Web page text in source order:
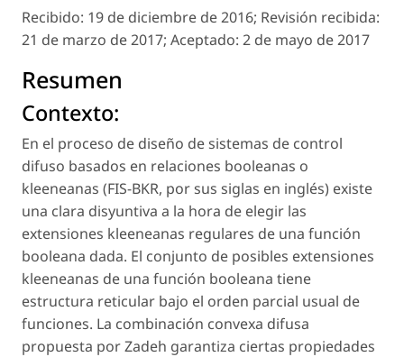
Recibido: 19 de diciembre de 2016; Revisión recibida:
21 de marzo de 2017; Aceptado: 2 de mayo de 2017
Resumen
Contexto:
En el proceso de diseño de sistemas de control
difuso basados en relaciones booleanas o
kleeneanas (FIS-BKR, por sus siglas en inglés) existe
una clara disyuntiva a la hora de elegir las
extensiones kleeneanas regulares de una función
booleana dada. El conjunto de posibles extensiones
kleeneanas de una función booleana tiene
estructura reticular bajo el orden parcial usual de
funciones. La combinación convexa difusa
propuesta por Zadeh garantiza ciertas propiedades